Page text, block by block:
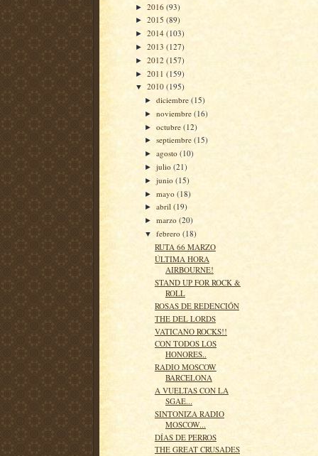
► 2016 (93)
► 2015 (89)
► 2014 (103)
► 2013 (127)
► 2012 (157)
► 2011 (159)
▼ 2010 (195)
►diciembre(15)
►noviembre(16)
►octubre(12)
►septiembre(15)
►agosto(10)
►julio(21)
►junio(15)
►mayo(18)
►abril(19)
►marzo(20)
▼febrero(18)
RUTA 66 MARZO
ÚLTIMA HORA
AIRBOURNE!
STAND UP FOR ROCK &
ROLL
ROSAS DE REDENCIÓN
THE DEL LORDS
VATICANO ROCKS!!
CON TODOS LOS
HONORES..
RADIO MOSCOW
BARCELONA
A VUELTAS CON LA
SGAE...
SINTONIZA RADIO
MOSCOW...
DÍAS DE PERROS
THE GREAT CRUSADES